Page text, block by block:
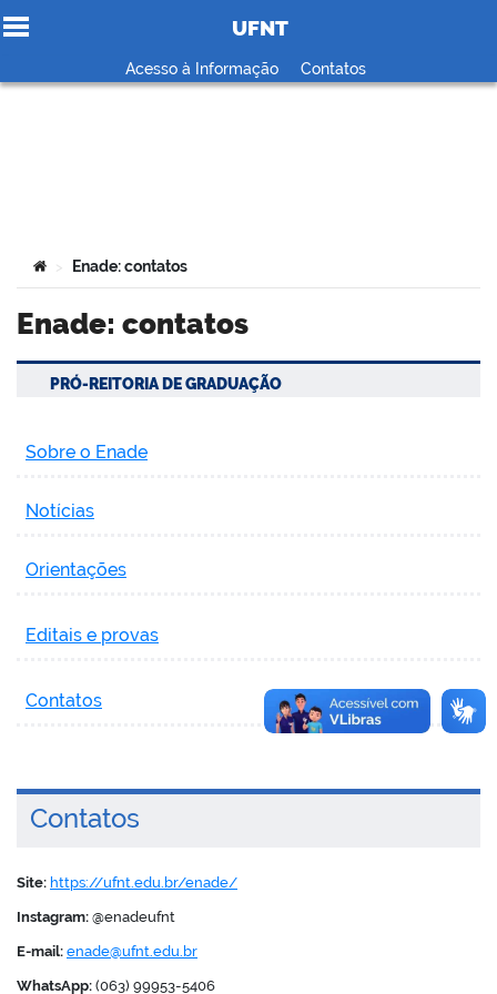
Ir para o conteúdo
UFNT
Acesso à Informação Contatos
Você está aqui:
> Enade: contatos
Enade: contatos
PRÓ-REITORIA DE GRADUAÇÃO
Sobre o Enade
Notícias
Orientações
Editais e provas
Contatos
Contatos
Site: https://ufnt.edu.br/enade/
Instagram: @enadeufnt
E-mail: enade@ufnt.edu.br
WhatsApp: (063) 99953-5406